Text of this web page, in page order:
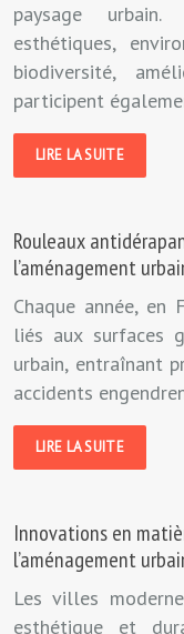
paysage
esthétiques,
biodiversité,
participent
LIRE LA SUITE
Rouleaux
l’aménagement
Chaque année,
liés aux surfaces
urbain, entraînant
accidents
LIRE LA SUITE
Innovations en
l’aménagement
Les villes
esthétique et